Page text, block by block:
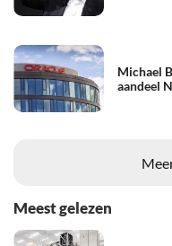
Michael
aandeel
Meest gelezen